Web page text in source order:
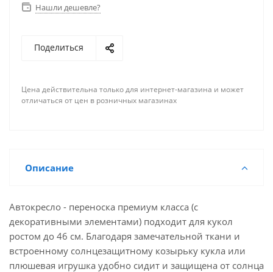
Нашли дешевле?
Поделиться
Цена действительна только для интернет-магазина и может
отличаться от цен в розничных магазинах
Описание
Автокресло - переноска премиум класса (с
декоративными элементами) подходит для кукол
ростом до 46 см. Благодаря замечательной ткани и
встроенному солнцезащитному козырьку кукла или
плюшевая игрушка удобно сидит и защищена от солнца